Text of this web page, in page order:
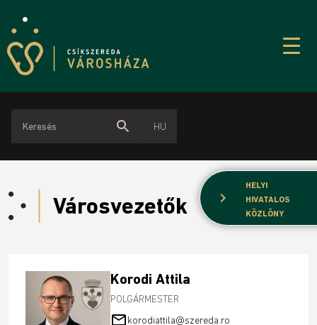
search HU
chevron_right
HELYI
HIVATALOS
KÖZLÖNY
Városvezetők
Korodi Attila
POLGÁRMESTER
mail_outlinekorodiattila@szereda.ro